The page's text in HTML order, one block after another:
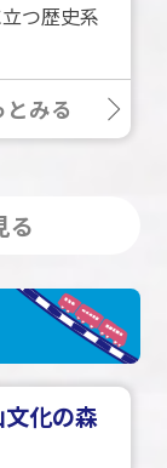
つ歴史系
とみる
る
化の森